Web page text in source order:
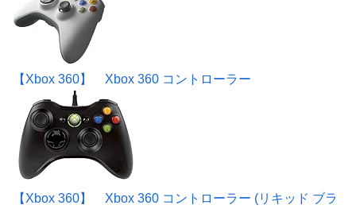
【Xbox 360】 Xbox 360 コントローラー
【Xbox 360】 Xbox 360 コントローラー (リキッド ブラ